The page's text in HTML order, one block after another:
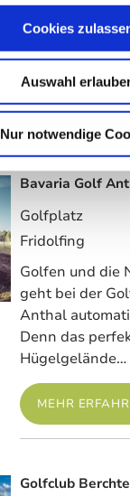
Cookies
Auswahl
Nur notwendige
der A8, Abfahrt
Luftkurort
MEHR
Bavaria Golf
Golfplatz
Fridolfing
Golfen und die
geht bei der
Anthal
Denn das
Hügelgelände…
MEHR
Golfclub